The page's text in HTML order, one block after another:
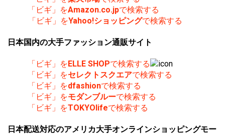
「ビギ」をAmazon.co.jpで検索する
「ビギ」をYahoo!ショッピングで検索する
日本国内の大手ファッション通販サイト
「ビギ」をELLE SHOPで検索する
「ビギ」をセレクトスクエアで検索する
「ビギ」をdfashionで検索する
「ビギ」をモダンブルーで検索する
「ビギ」をTOKYOlifeで検索する
日本配送対応のアメリカ大手オンラインショッピングモー